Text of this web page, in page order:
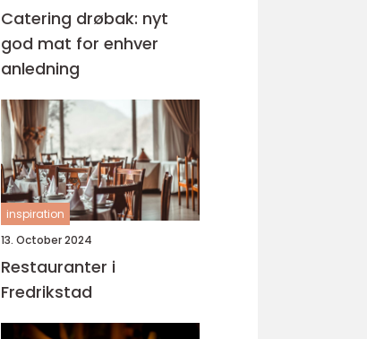
Catering drøbak: nyt
god mat for enhver
anledning
inspiration
13. October 2024
Restauranter i
Fredrikstad